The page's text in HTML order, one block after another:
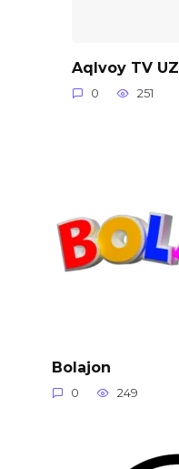
Aqlvoy TV UZ
0 251
Bolajon
0 249